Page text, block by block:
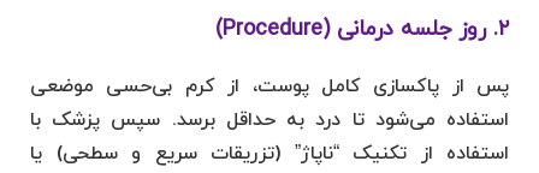
۲. روز جلسه درمانی (Procedure)
پس از پاکسازی کامل پوست، از کرم بی‌حسی موضعی
استفاده می‌شود تا درد به حداقل برسد. سپس پزشک با
استفاده از تکنیک “ناپاژ” (تزریقات سریع و سطحی) یا